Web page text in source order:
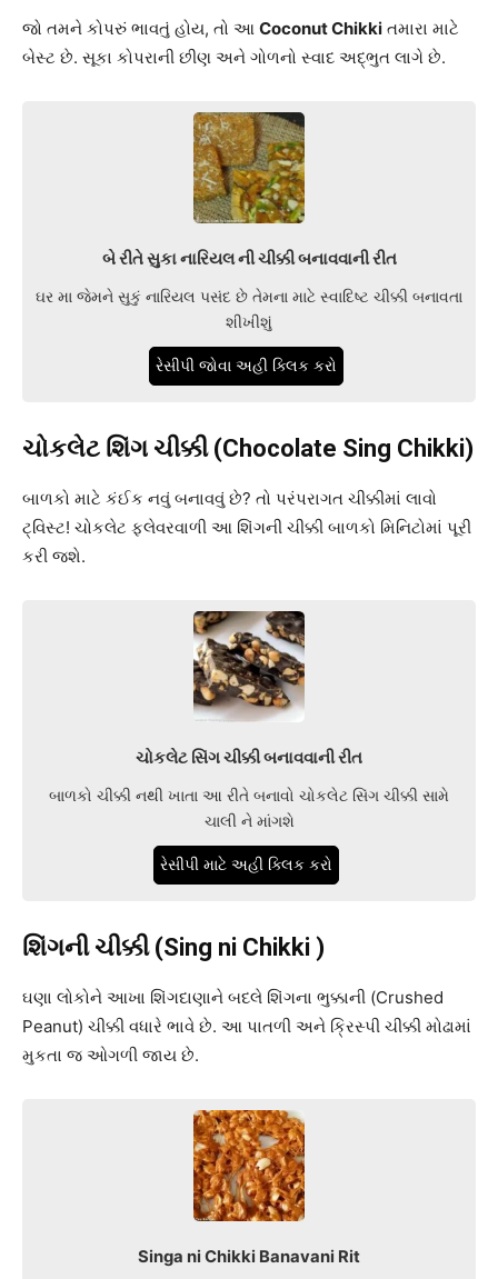
જો તમને કોપરું ભાવતું હોય, તો આ Coconut Chikki તમારા માટે
બેસ્ટ છે. સૂકા કોપરાની છીણ અને ગોળનો સ્વાદ અદ્ભુત લાગે છે.
બે રીતે સુકા નારિયલ ની ચીક્કી બનાવવાની રીત
ઘર મા જેમને સુકું નારિયલ પસંદ છે તેમના માટે સ્વાદિષ્ટ ચીક્કી બનાવતા
શીખીશું
રેસીપી જોવા અહી ક્લિક કરો
ચોકલેટ શિંગ ચીક્કી (Chocolate Sing Chikki)
બાળકો માટે કંઈક નવું બનાવવું છે? તો પરંપરાગત ચીક્કીમાં લાવો
ટ્વિસ્ટ! ચોકલેટ ફ્લેવરવાળી આ શિંગની ચીક્કી બાળકો મિનિટોમાં પૂરી
કરી જશે.
ચોકલેટ સિંગ ચીક્કી બનાવવાની રીત
બાળકો ચીક્કી નથી ખાતા આ રીતે બનાવો ચોકલેટ સિંગ ચીક્કી સામે
ચાલી ને માંગશે
રેસીપી માટે અહી ક્લિક કરો
શિંગની ચીક્કી (Sing ni Chikki )
ઘણા લોકોને આખા શિંગદાણાને બદલે શિંગના ભુક્કાની (Crushed
Peanut) ચીક્કી વધારે ભાવે છે. આ પાતળી અને ક્રિસ્પી ચીક્કી મોઢામાં
મુકતા જ ઓગળી જાય છે.
Singa ni Chikki Banavani Rit